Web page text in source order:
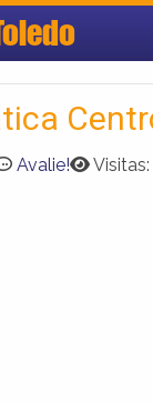
Avalie!